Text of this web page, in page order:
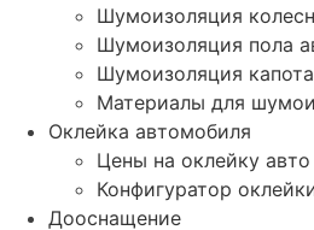
Шумоизоляция
Шумоизоляция пола
Шумоизоляция
Материалы для
Оклейка автомобиля
Цены на оклейку
Конфигуратор
Дооснащение